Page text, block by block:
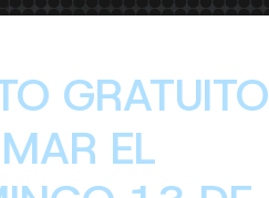
GRATUITO
EL